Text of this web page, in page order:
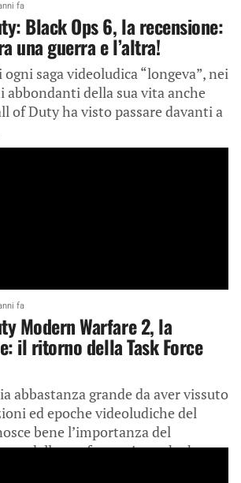
fa
Black Ops 6, la recensione:
una guerra e l’altra!
ogni saga videoludica “longeva”, nei
abbondanti della sua vita anche
of Duty ha visto passare davanti a
fa
Modern Warfare 2, la
il ritorno della Task Force
abbastanza grande da aver vissuto
ed epoche videoludiche del
bene l’importanza del
e della trasformazione che hanno